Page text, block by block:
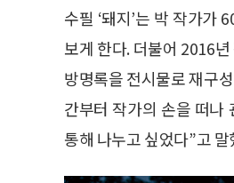
수필 ‘돼지’는 박 작가가
보게 한다. 더불어 2016
방명록을 전시물로 재구
간부터 작가의 손을 떠나
통해 나누고 싶었다”고 말